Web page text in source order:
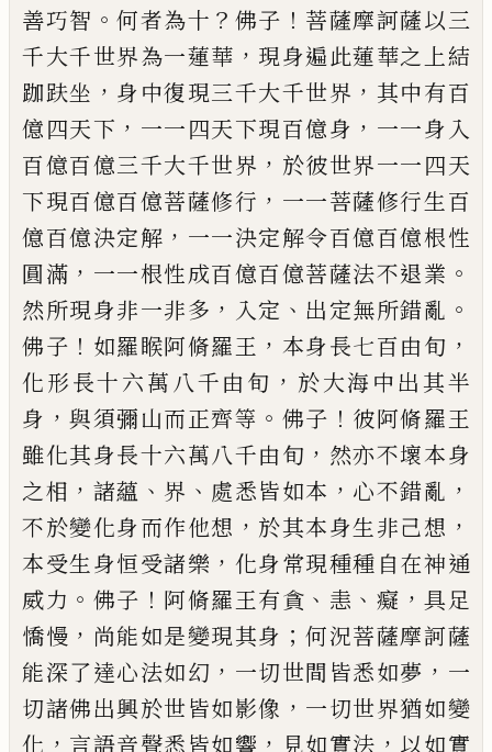
善巧智 。何者為十 ？ 佛子 ！ 菩薩摩訶薩以三
千大千世界為一蓮華 ， 現身遍此蓮華之上結
跏趺坐 ， 身中復現三千大千世界 ， 其中有百
億四天下 ， 一一四天下現百億身 ， 一一身入
百億百億三千大千世界 ， 於彼世界一一四天
下現百億百億菩薩修行 ， 一一菩薩修行生百
億百億決定解 ， 一一決定解令百億百億根性
圓滿 ， 一一根性成百億百億菩薩法不退業 。
然所現身非一非多 ， 入定 、 出定無所錯亂 。
佛子 ！ 如羅睺阿脩羅王 ， 本身長七百由旬 ，
化形長十六萬八千由旬 ， 於大海中出其半
身 ，與須彌山而正齊等 。 佛子 ！ 彼阿脩羅王
雖化其身長十六萬八千由旬 ， 然亦不壞本身
之相 ， 諸蘊 、 界 、 處悉皆如本 ， 心不錯亂 ，
不於變化身而作他想 ， 於其本身生非己想 ，
本受生身恒受諸樂 ， 化身常現種種自在神通
威力 。 佛子 ！ 阿脩羅王有貪 、 恚 、 癡 ，具足
憍慢 ， 尚能如是變現其身 ； 何況菩薩摩訶薩
能深了達心法如幻 ， 一切世間皆悉如夢 ， 一
切諸佛出興於世皆如影像 ， 一切世界猶如變
化 ， 言語音聲悉皆如響 ， 見如實法 ， 以如實